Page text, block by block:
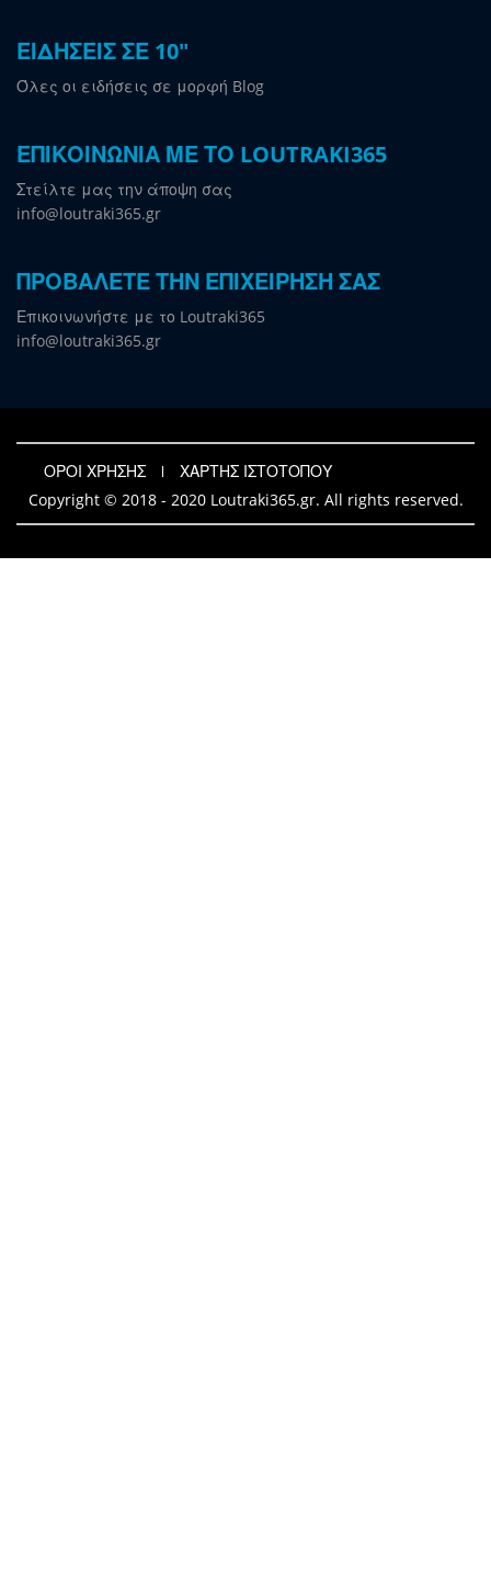
ΕΙΔΗΣΕΙΣ ΣΕ 10"
Όλες οι ειδήσεις σε μορφή Blog
ΕΠΙΚΟΙΝΩΝΙΑ ΜΕ ΤΟ LOUTRAKI365
Στείλτε μας την άποψη σας
info@loutraki365.gr
ΠΡΟΒΑΛΕΤΕ ΤΗΝ ΕΠΙΧΕΙΡΗΣΗ ΣΑΣ
Επικοινωνήστε με το Loutraki365
info@loutraki365.gr
ΟΡΟΙ ΧΡΗΣΗΣ
ΧΑΡΤΗΣ ΙΣΤΟΤΟΠΟΥ
Copyright © 2018 - 2020 Loutraki365.gr. All rights reserved.